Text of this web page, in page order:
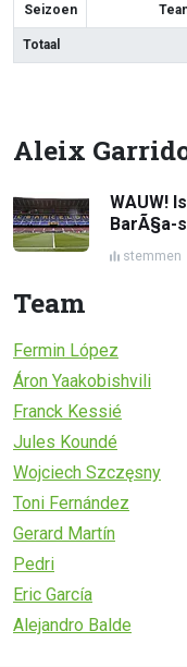
Seizoen
Totaal
Aleix
WAUW!
BarÃ§a-
stemmen
Team
Fermin López
Áron Yaakobishvili
Franck Kessié
Jules Koundé
Wojciech Szczęsny
Toni Fernández
Gerard Martín
Pedri
Eric García
Alejandro Balde